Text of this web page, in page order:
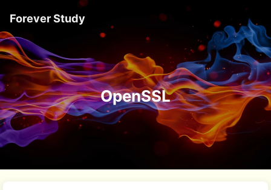
Forever Study
OpenSSL